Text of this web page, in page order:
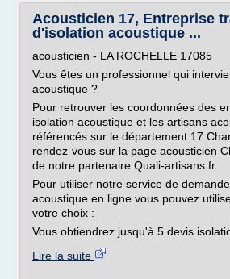
Acousticien 17, Entreprise
d'isolation acoustique ...
acousticien - LA ROCHELLE 17085
Vous êtes un professionnel qui
acoustique ?
Pour retrouver les coordonnées des
isolation acoustique et les artisans
référencés sur le département 17
rendez-vous sur la page acousticien
de notre partenaire Quali-artisans.fr.
Pour utiliser notre service de
acoustique en ligne vous pouvez
votre choix :
Vous obtiendrez jusqu'à 5 devis
Lire la suite